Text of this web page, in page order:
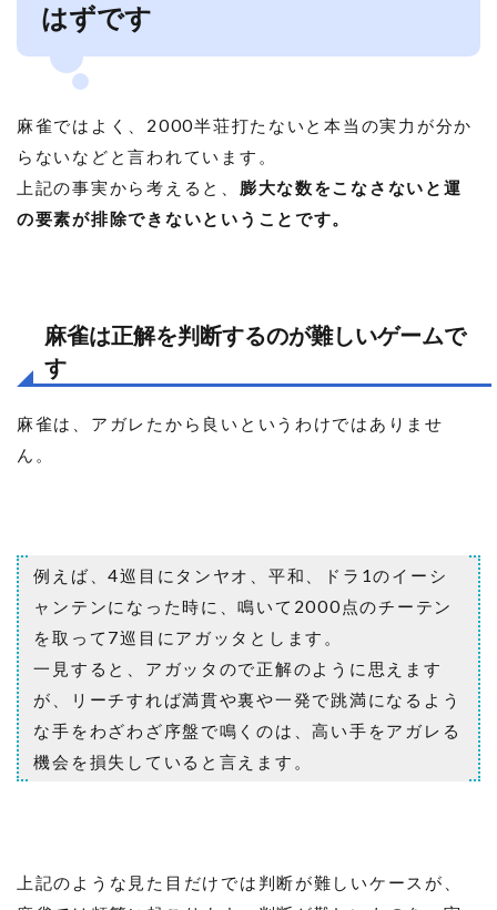
はずです
麻雀ではよく、2000半荘打たないと本当の実力が分か
らないなどと言われています。
上記の事実から考えると、 膨大な数をこなさないと運
の要素が排除できないということです。
麻雀は正解を判断するのが難しいゲームで
す
麻雀は、アガレたから良いというわけではありませ
ん。
例えば、4巡目にタンヤオ、平和、ドラ1のイーシ
ャンテンになった時に、鳴いて2000点のチーテン
を取って7巡目にアガッタとします。
一見すると、アガッタので正解のように思えます
が、リーチすれば満貫や裏や一発で跳満になるよう
な手をわざわざ序盤で鳴くのは、高い手をアガレる
機会を損失していると言えます。
上記のような見た目だけでは判断が難しいケースが、